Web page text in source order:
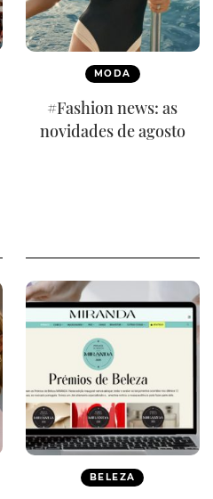
MODA
#Fashion news: as
novidades de agosto
BELEZA